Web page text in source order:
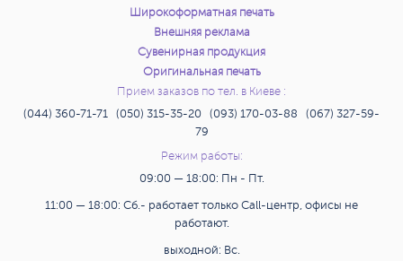
Широкоформатная печать
Внешняя реклама
Сувенирная продукция
Оригинальная печать
Прием заказов по тел. в Киеве :
(044) 360-71-71 (050) 315-35-20 (093) 170-03-88 (067) 327-59-
79
Режим работы:
09:00 — 18:00: Пн - Пт.
11:00 — 18:00: Сб.- работает только Call-центр, офисы не
работают.
выходной: Вс.